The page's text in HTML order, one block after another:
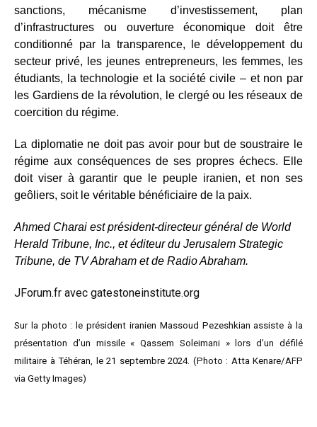
sanctions, mécanisme d’investissement, plan
d’infrastructures ou ouverture économique doit être
conditionné par la transparence, le développement du
secteur privé, les jeunes entrepreneurs, les femmes, les
étudiants, la technologie et la société civile – et non par
les Gardiens de la révolution, le clergé ou les réseaux de
coercition du régime.
La diplomatie ne doit pas avoir pour but de soustraire le
régime aux conséquences de ses propres échecs. Elle
doit viser à garantir que le peuple iranien, et non ses
geôliers, soit le véritable bénéficiaire de la paix.
Ahmed Charai est président-directeur général de World
Herald Tribune, Inc., et éditeur du Jerusalem Strategic
Tribune, de TV Abraham et de Radio Abraham.
JForum.fr avec gatestoneinstitute.org
Sur la photo : le président iranien Massoud Pezeshkian assiste à la
présentation d’un missile « Qassem Soleimani » lors d’un défilé
militaire à Téhéran, le 21 septembre 2024. (Photo : Atta Kenare/AFP
via Getty Images)